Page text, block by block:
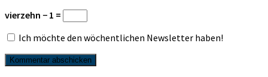
vierzehn − 1 =
Ich möchte den wöchentlichen Newsletter haben!